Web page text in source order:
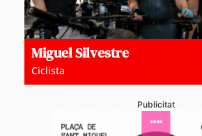
Miguel Silvestre
Ciclista
Publicitat